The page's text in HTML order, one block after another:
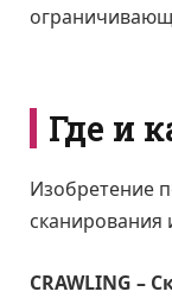
Где и
Изобретение
сканирования
CRAWLING –